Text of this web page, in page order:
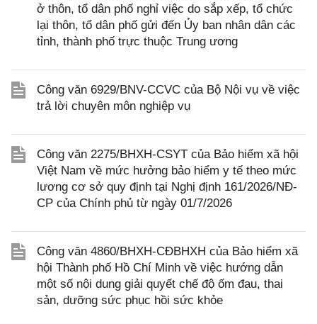
ở thôn, tổ dân phố nghỉ việc do sắp xếp, tổ chức
lại thôn, tổ dân phố gửi đến Ủy ban nhân dân các
tỉnh, thành phố trực thuộc Trung ương
Công văn 6929/BNV-CCVC của Bộ Nội vụ về việc
trả lời chuyên môn nghiệp vụ
Công văn 2275/BHXH-CSYT của Bảo hiểm xã hội
Việt Nam về mức hưởng bảo hiểm y tế theo mức
lương cơ sở quy định tại Nghị định 161/2026/NĐ-
CP của Chính phủ từ ngày 01/7/2026
Công văn 4860/BHXH-CĐBHXH của Bảo hiểm xã
hội Thành phố Hồ Chí Minh về việc hướng dẫn
một số nội dung giải quyết chế độ ốm đau, thai
sản, dưỡng sức phục hồi sức khỏe